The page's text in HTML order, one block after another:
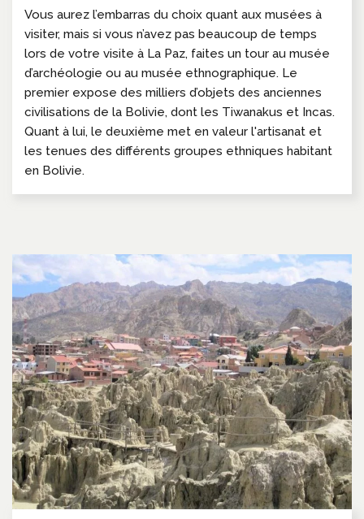
Vous aurez l’embarras du choix quant aux musées à
visiter, mais si vous n’avez pas beaucoup de temps
lors de votre visite à La Paz, faites un tour au musée
d’archéologie ou au musée ethnographique. Le
premier expose des milliers d’objets des anciennes
civilisations de la Bolivie, dont les Tiwanakus et Incas.
Quant à lui, le deuxième met en valeur l'artisanat et
les tenues des différents groupes ethniques habitant
en Bolivie.